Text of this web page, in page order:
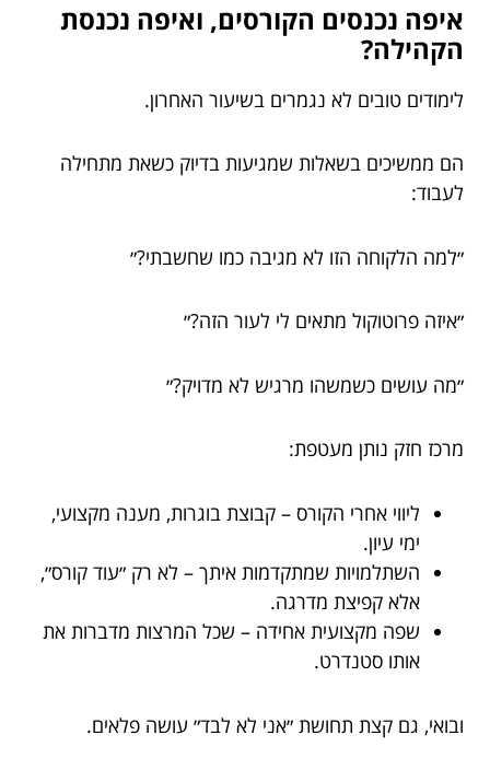
איפה נכנסים הקורסים, ואיפה נכנסת
הקהילה?
לימודים טובים לא נגמרים בשיעור האחרון.
הם ממשיכים בשאלות שמגיעות בדיוק כשאת מתחילה
לעבוד:
״למה הלקוחה הזו לא מגיבה כמו שחשבתי?״
״איזה פרוטוקול מתאים לי לעור הזה?״
״מה עושים כשמשהו מרגיש לא מדויק?״
מרכז חזק נותן מעטפת:
ליווי אחרי הקורס – קבוצת בוגרות, מענה מקצועי,
ימי עיון.
השתלמויות שמתקדמות איתך – לא רק ״עוד קורס״,
אלא קפיצת מדרגה.
שפה מקצועית אחידה – שכל המרצות מדברות את
אותו סטנדרט.
ובואי, גם קצת תחושת ״אני לא לבד״ עושה פלאים.